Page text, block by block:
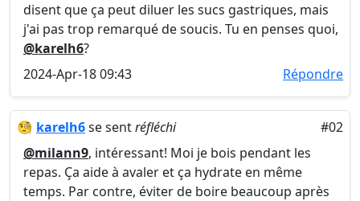
disent que ça peut diluer les sucs gastriques, mais
j'ai pas trop remarqué de soucis. Tu en penses quoi,
@karelh6?
2024-Apr-18 09:43
Répondre
🧐 karelh6se sentréfléchi
#02
@milann9, intéressant! Moi je bois pendant les
repas. Ça aide à avaler et ça hydrate en même
temps. Par contre, éviter de boire beaucoup après